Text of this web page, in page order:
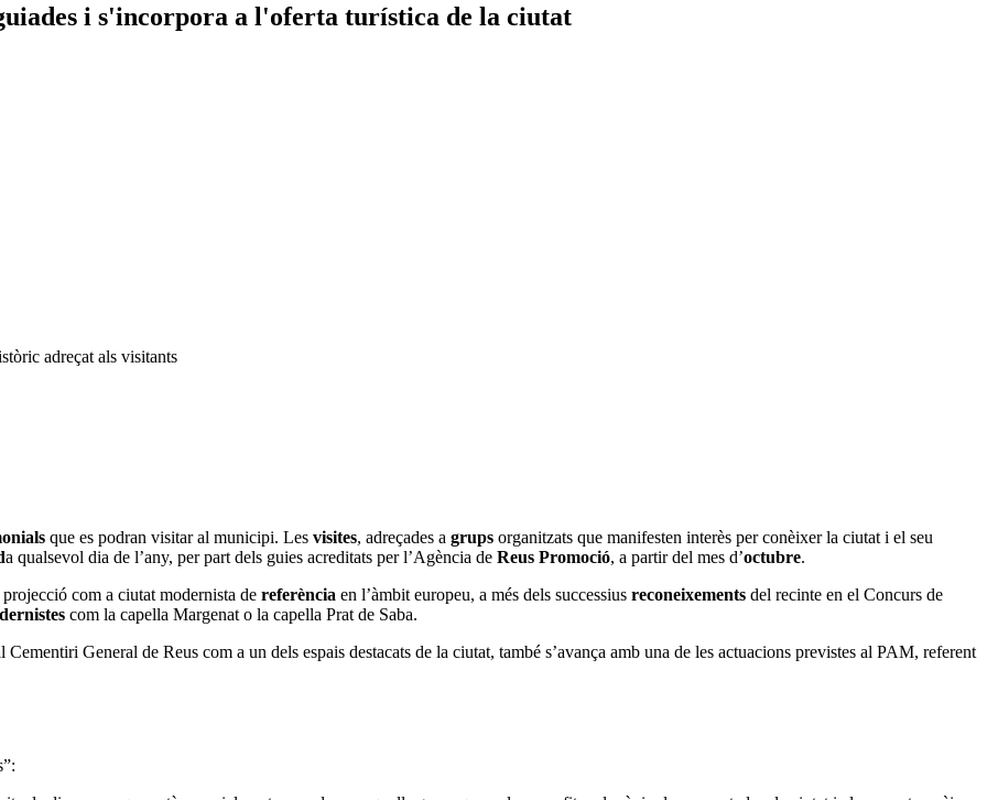
i s'incorpora a l'oferta turística de la ciutat
adreçat als visitants
que es podran visitar al municipi. Les visites, adreçades a grups organitzats que manifesten interès per conèixer la ciutat i el seu
a qualsevol dia de l’any, per part dels guies acreditats per l’Agència de Reus Promoció, a partir del mes d’octubre.
com a ciutat modernista de referència en l’àmbit europeu, a més dels successius reconeixements del recinte en el Concurs de
com la capella Margenat o la capella Prat de Saba.
Cementiri General de Reus com a un dels espais destacats de la ciutat, també s’avança amb una de les actuacions previstes al PAM, referent